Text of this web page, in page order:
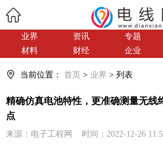
业界 资讯 专题
材料
财经 企业
当前位置： 首页 > 业界 > 列表
精确仿真电池特性，更准确测量无线
点
来源：电子工程网 时间：2022-12-26